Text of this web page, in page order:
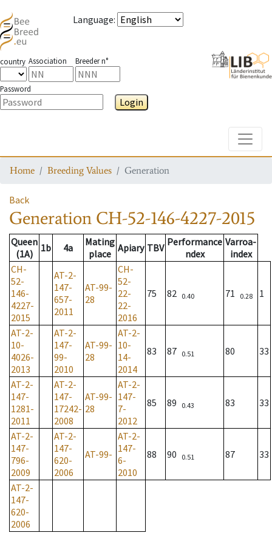
Language:
country Association Breeder n°
Password
Login
Home Breeding Values Generation
Back
Generation CH-52-146-4227-2015
Queen
(1A)
1b 4a
Mating
place Apiary TBV Performance
ndex
Varroa-
index
CH-
52-
146-
4227-
2015
AT-2-
147-
657-
2011
AT-99-
28
CH-
52-
22-
22-
2016
75 82 0.40 71 0.28 1
AT-2-
10-
4026-
2013
AT-2-
147-
99-
2010
AT-99-
28
AT-2-
10-
14-
2014
83 87 0.51 80 33
AT-2-
147-
1281-
2011
AT-2-
147-
17242-
2008
AT-99-
28
AT-2-
147-
7-
2012
85 89 0.43 83 33
AT-2-
147-
796-
2009
AT-2-
147-
620-
2006
AT-99-
AT-2-
147-
6-
2010
88 90 0.51 87 33
AT-2-
147-
620-
2006